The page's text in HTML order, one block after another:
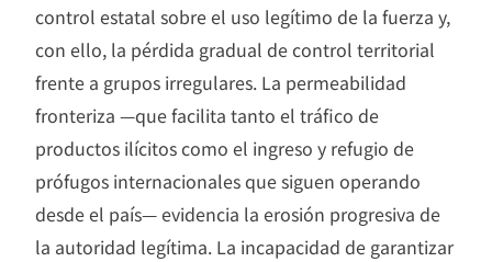
control estatal sobre el uso legítimo de la fuerza y,
con ello, la pérdida gradual de control territorial
frente a grupos irregulares. La permeabilidad
fronteriza —que facilita tanto el tráfico de
productos ilícitos como el ingreso y refugio de
prófugos internacionales que siguen operando
desde el país— evidencia la erosión progresiva de
la autoridad legítima. La incapacidad de garantizar